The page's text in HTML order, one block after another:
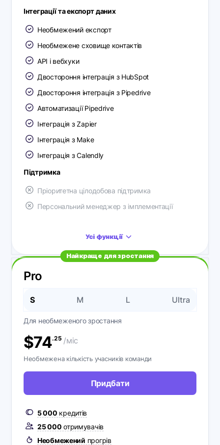
Інтеграції та експорт даних
Необмежений експорт
Необмежене сховище контактів
API і вебхуки
Двостороння інтеграція з HubSpot
Двостороння інтеграція з Pipedrive
Автоматизації Pipedrive
Інтеграція з Zapier
Інтеграція з Make
Інтеграція з Calendly
Підтримка
Пріоритетна цілодобова підтримка
Персональний менеджер з імплементації
Усі функції
Найкраще для зростання
Pro
S M L Ultra
Для необмеженого зростання
$74.25 /міс
Необмежена кількість учасників команди
Придбати
5 000 кредитів
25 000 отримувачів
Необмежений прогрів